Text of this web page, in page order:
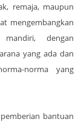
remaja, maupun
mengembangkan
dengan
yang ada dan
norma yang
bantuan